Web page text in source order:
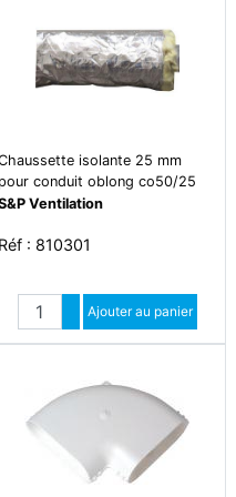
isolante 25 mm
pour conduit oblong co50/25
10 metres - isol 50/10
Ventilation
Réf : 810301
Quantité
Augmenter quantité
Diminuer quantité
Ajouter au panier